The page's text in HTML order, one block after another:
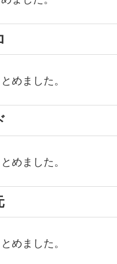
めました。
めました。
めました。